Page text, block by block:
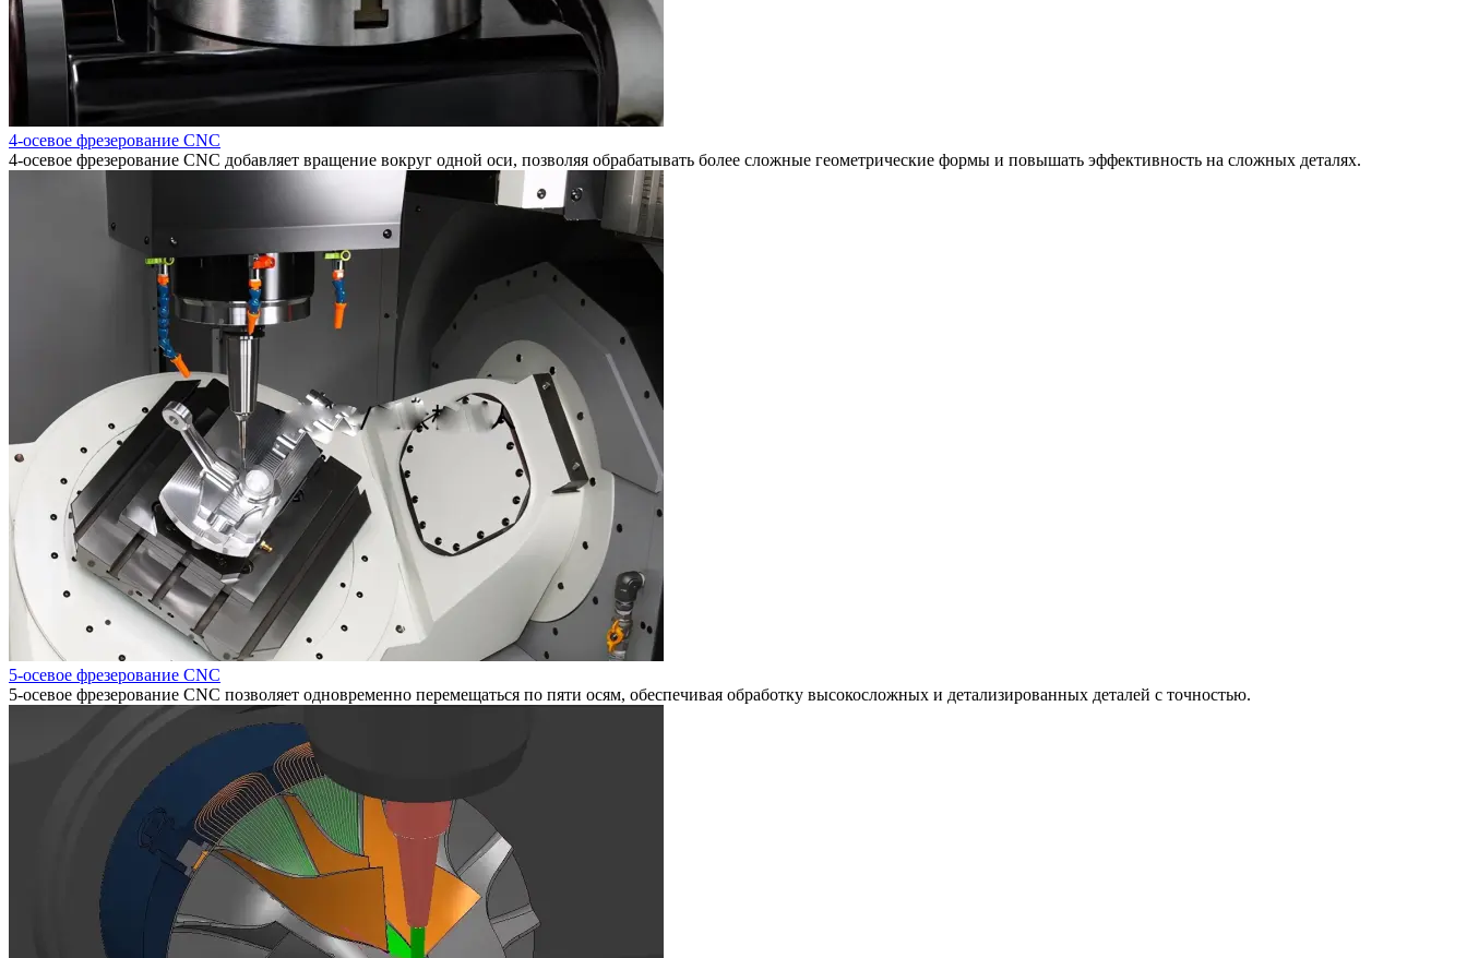
4-осевое фрезерование CNC
4-осевое фрезерование CNC добавляет вращение вокруг одной оси, позволяя обрабатывать более сложные геометрические формы и повышать эффективность на сложных деталях.
5-осевое фрезерование CNC
5-осевое фрезерование CNC позволяет одновременно перемещаться по пяти осям, обеспечивая обработку высокосложных и детализированных деталей с точностью.